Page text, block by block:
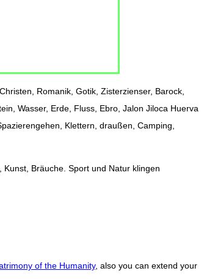
Romanik, Gotik, Zisterzienser, Barock,
Wasser, Erde, Fluss, Ebro, Jalon Jiloca Huerva
Klettern, draußen, Camping,
Bräuche. Sport und Natur klingen
of the Humanity, also you can extend your